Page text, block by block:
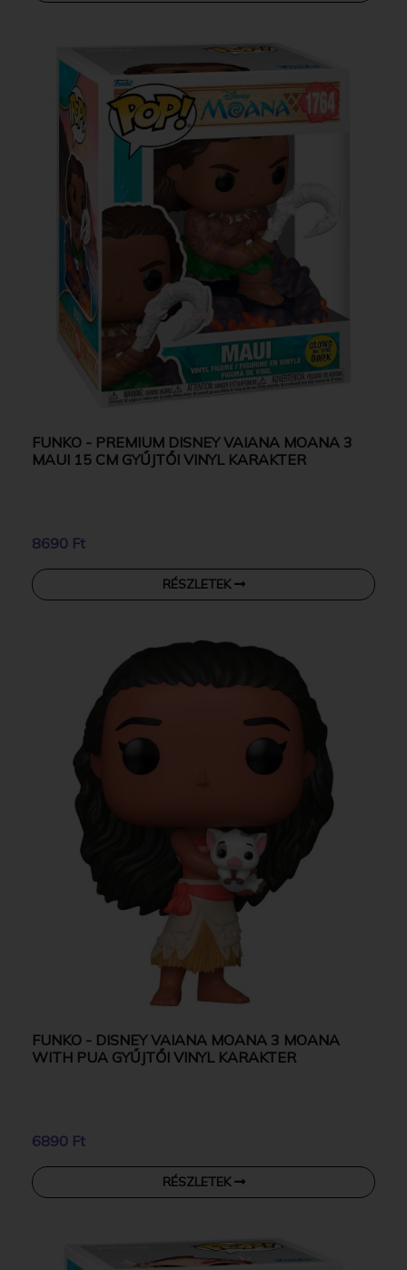
FUNKO - PREMIUM DISNEY VAIANA MOANA 3
MAUI 15 CM GYŰJTŐI VINYL KARAKTER
8690 Ft
RÉSZLETEK
FUNKO - DISNEY VAIANA MOANA 3 MOANA
WITH PUA GYŰJTŐI VINYL KARAKTER
6890 Ft
RÉSZLETEK